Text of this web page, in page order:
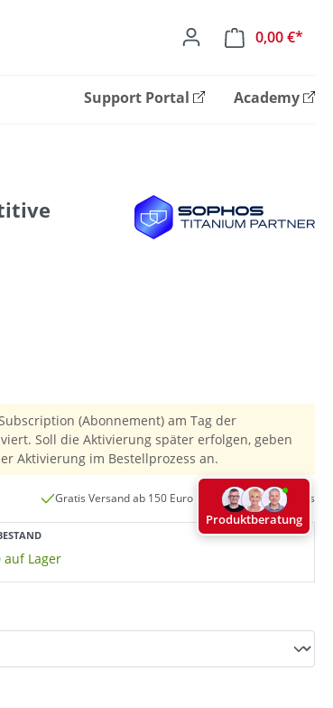
0,00 €*
Support Portal Academy
(Abonnement) am Tag der
Soll die Aktivierung später erfolgen, geben
Aktivierung im Bestellprozess an.
Gratis Versand ab 150 Euro innerhalb Deutschlands
auf Lager
Produktberatung